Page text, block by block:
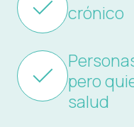
crónico
pero
salud